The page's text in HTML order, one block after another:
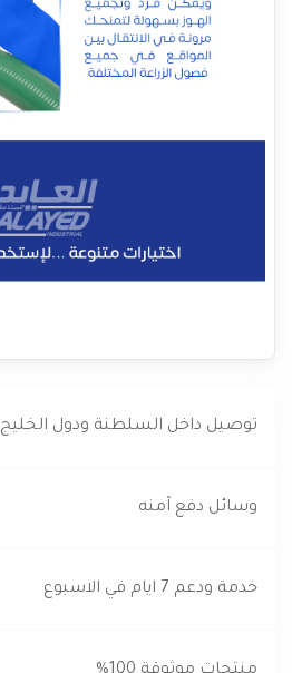
توصيل داخل السلطنة ودول الخليج
وسائل دفع آمنه
خدمة ودعم 7 ايام في الاسبوع